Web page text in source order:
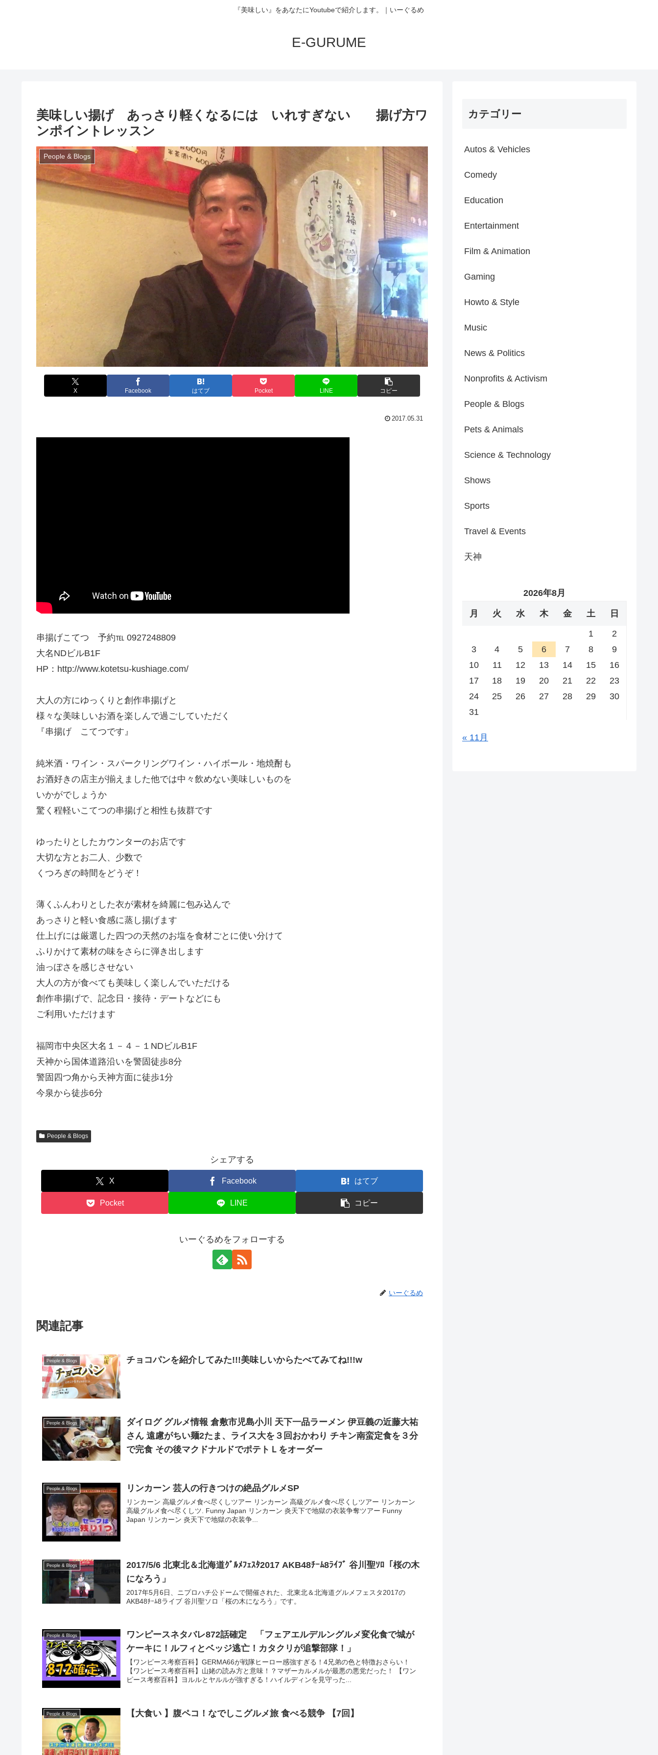
『美味しい』をあなたにYoutubeで紹介します。｜いーぐるめ
E-GURUME
美味しい揚げ あっさり軽くなるには いれすぎない 揚げ方ワ
ンポイントレッスン
People & Blogs
X Facebook はてブ Pocket LINE コピー
2017.05.31
串揚げこてつ 予約℡ 0927248809
大名NDビルB1F
HP：http://www.kotetsu-kushiage.com/
大人の方にゆっくりと創作串揚げと
様々な美味しいお酒を楽しんで過ごしていただく
『串揚げ こてつです』
純米酒・ワイン・スパークリングワイン・ハイボール・地焼酎も
お酒好きの店主が揃えました他では中々飲めない美味しいものを
いかがでしょうか
驚く程軽いこてつの串揚げと相性も抜群です
ゆったりとしたカウンターのお店です
大切な方とお二人、少数で
くつろぎの時間をどうぞ！
薄くふんわりとした衣が素材を綺麗に包み込んで
あっさりと軽い食感に蒸し揚げます
仕上げには厳選した四つの天然のお塩を食材ごとに使い分けて
ふりかけて素材の味をさらに弾き出します
油っぽさを感じさせない
大人の方が食べても美味しく楽しんでいただける
創作串揚げで、記念日・接待・デートなどにも
ご利用いただけます
福岡市中央区大名１－４－１NDビルB1F
天神から国体道路沿いを警固徒歩8分
警固四つ角から天神方面に徒歩1分
今泉から徒歩6分
People & Blogs
シェアする
X Facebook はてブ
Pocket LINE コピー
いーぐるめをフォローする
いーぐるめ
関連記事
People & Blogs チョコパンを紹介してみた!!!美味しいからたべてみてね!!!w
People & Blogs
ダイログ グルメ情報 倉敷市児島小川 天下一品ラーメン 伊豆義の近藤大祐
さん 遠慮がちい麺2たま、ライス大を３回おかわり チキン南蛮定食を３分
で完食 その後マクドナルドでポテトＬをオーダー
People & Blogs リンカーン 芸人の行きつけの絶品グルメSP
リンカーン 高級グルメ食べ尽くしツアー リンカーン 高級グルメ食べ尽くしツアー リンカーン
高級グルメ食べ尽くしツ. Funny Japan リンカーン 炎天下で地獄の衣装争奪ツアー Funny
Japan リンカーン 炎天下で地獄の衣装争...
People & Blogs
2017/5/6 北東北＆北海道ｸﾞﾙﾒﾌｪｽﾀ2017 AKB48ﾁｰﾑ8ﾗｲﾌﾞ 谷川聖ｿﾛ「桜の木
になろう」
2017年5月6日、ニプロハチ公ドームで開催された、北東北＆北海道グルメフェスタ2017の
AKB48ﾁｰﾑ8ライブ 谷川聖ソロ「桜の木になろう」です。
People & Blogs
ワンピースネタバレ872話確定 「フェアエルデルングルメ変化食で城が
ケーキに！ルフィとベッジ逃亡！カタクリが追撃部隊！」
【ワンピース考察百科】GERMA66が戦隊ヒーロー感強すぎる！4兄弟の色と特徴おさらい！
【ワンピース考察百科】山姥の読み方と意味！？マザーカルメルが最悪の悪党だった！ 【ワン
ピース考察百科】ヨルルとヤルルが強すぎる！ハイルディンを見守った...
People & Blogs 【大食い 】腹ペコ！なでしこグルメ旅 食べる競争 【7回】
カテゴリー
Autos & Vehicles
Comedy
Education
Entertainment
Film & Animation
Gaming
Howto & Style
Music
News & Politics
Nonprofits & Activism
People & Blogs
Pets & Animals
Science & Technology
Shows
Sports
Travel & Events
天神
2026年8月
月 火 水 木 金 土 日
1
2
3
4 5 6 7 8
9
10
11 12 13 14 15
16
17
18 19 20 21 22
23
24
25 26 27 28 29
30
31
« 11月